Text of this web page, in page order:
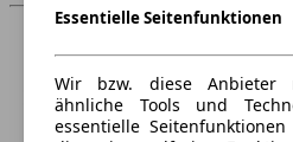
Essentielle Seitenfunktionen
Wir bzw. diese Anbieter
ähnliche Tools und
essentielle